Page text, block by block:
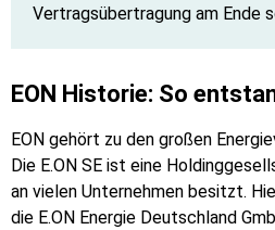
Vertragsübertragung am Ende
EON Historie: So
EON gehört zu den großen
Die E.ON SE ist eine
an vielen Unternehmen besitzt.
die E.ON Energie Deutschland